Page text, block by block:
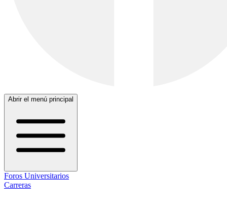
Abrir el menú principal
Foros Universitarios
Carreras